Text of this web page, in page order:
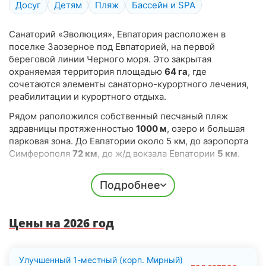
Досуг Детям Пляж Бассейн и SPA
Санаторий «Эволюция», Евпатория расположен в
поселке Заозерное под Евпаторией, на первой
береговой линии Черного моря. Это закрытая
охраняемая территория площадью 64 га, где
сочетаются элементы санаторно-курортного лечения,
реабилитации и курортного отдыха.
Рядом раположился собственный песчаный пляж
здравницы протяженностью 1000 м, озеро и большая
парковая зона. До Евпатории около 5 км, до аэропорта
Симферополя 72 км, до ж/д вокзала Евпатории 5 км.
«Эволюция» многопрофильный центр,
ориентированный на оздоровление и всестороннее
восстановление функций организма. Здесь
круглосуточным медицинским постом. Основное
море, песок, иловые грязи озера Саки), а также
Подробнее
Цены на 2026 год
Улучшенный 1-местный (корп. Мирный)